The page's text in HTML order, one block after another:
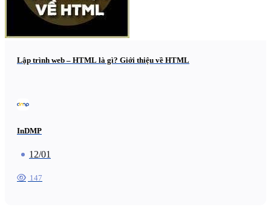
Lập trình web – HTML là gì? Giới thiệu về HTML
InDMP
12/01
147